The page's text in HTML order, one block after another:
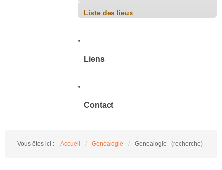
Liste des lieux
Liens
Contact
Vous êtes ici : Accueil / Généalogie / Genealogie - (recherche)